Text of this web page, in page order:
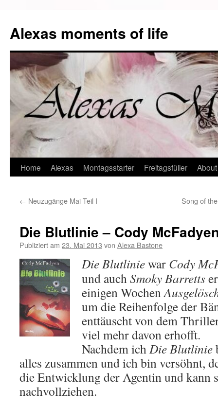
Alexas moments of life
Zum
springen
Home Alexas Montagsstarter Freitagsfüller
← Neuzugänge Mai Teil I Song of
Die Blutlinie – Cody
Publiziert am 23. Mai 2013 von Alexa Bastone
Die Blutliniewar Cody
und auchSmoky Barretts
einigen Wochen
um die Reihenfolge der
enttäuscht von dem
viel mehr davon erhofft.
Nachdem ichDie Blutlinie
alles zusammen und ich bin versöhnt,
die Entwicklung der Agentin und kann
nachvollziehen.